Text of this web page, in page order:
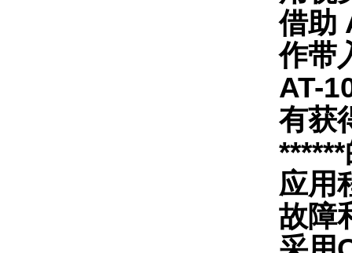
借助
作带
AT-
有获
应用
故障